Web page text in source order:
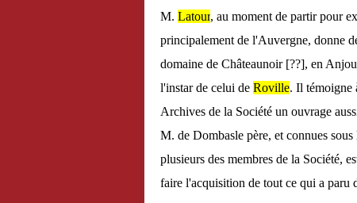
M. Latour, au moment de partir pour
principalement de l'Auvergne, donne
domaine de Châteaunoir [??], en
l'instar de celui de Roville. Il témoigne
Archives de la Société un ouvrage
M. de Dombasle père, et connues
plusieurs des membres de la Société,
faire l'acquisition de tout ce qui a paru